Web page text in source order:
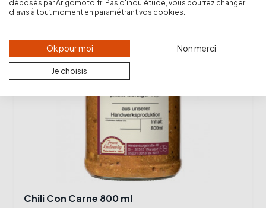
Chili Con Carne 800 ml
déposés par Arigomoto.fr. Pas d'inquiétude, vous pourrez changer
d'avis à tout moment en paramétrant vos cookies.
Ok pour moi Non merci
Je choisis